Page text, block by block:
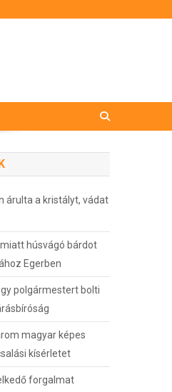
árulta a kristályt, vádat
húsvágó bárdot
Egerben
polgármestert bolti
magyar képes
kísérletet
forgalmat